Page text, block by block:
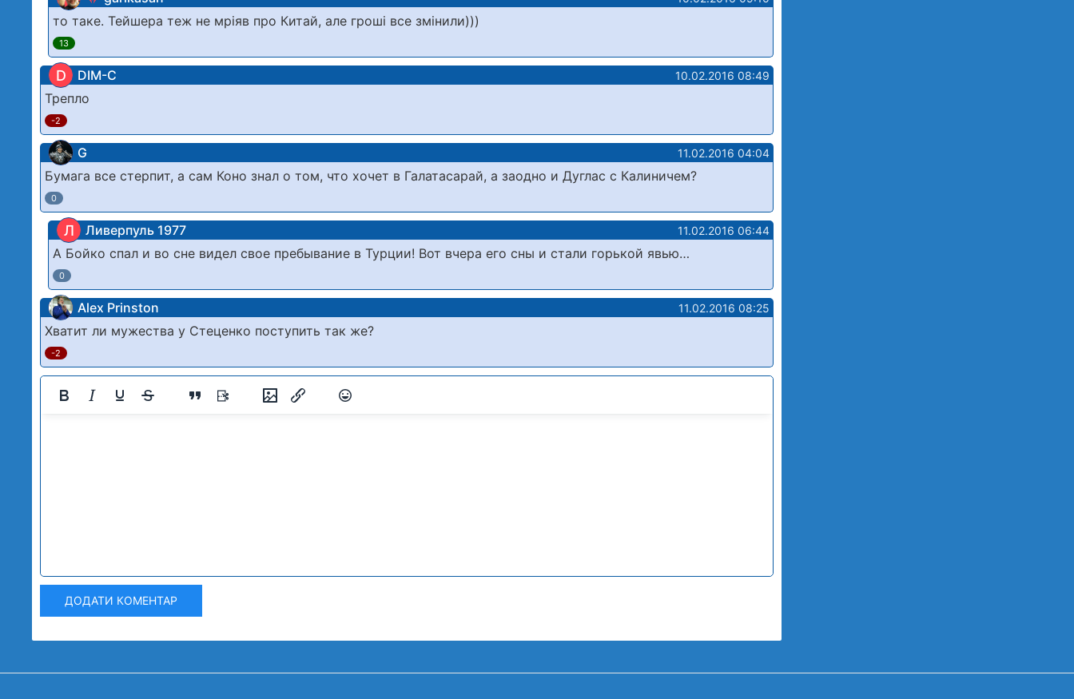
то таке. Тейшера теж не мріяв про Китай, але гроші все змінили)))
13
D DIM-C 10.02.2016 08:49
Трепло
-2
G 11.02.2016 04:04
Бумага все стерпит, а сам Коно знал о том, что хочет в Галатасарай, а заодно и Дуглас с Калиничем?
0
Л Ливерпуль 1977 11.02.2016 06:44
А Бойко спал и во сне видел свое пребывание в Турции! Вот вчера его сны и стали горькой явью…
0
Alex Prinston 11.02.2016 08:25
Хватит ли мужества у Стеценко поступить так же?
-2
ДОДАТИ КОМЕНТАР